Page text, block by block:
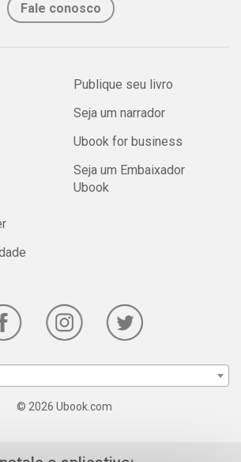
Fale conosco
Publique seu livro
Seja um narrador
Ubook for business
Seja um Embaixador
Ubook
© 2026 Ubook.com